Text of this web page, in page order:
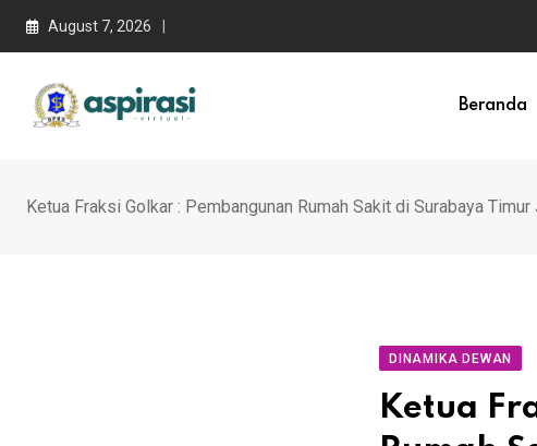
August 7, 2026
Beranda
Ketua Fraksi Golkar : Pembangunan Rumah Sakit di Surabaya
DINAMIKA DEWAN
Ketua